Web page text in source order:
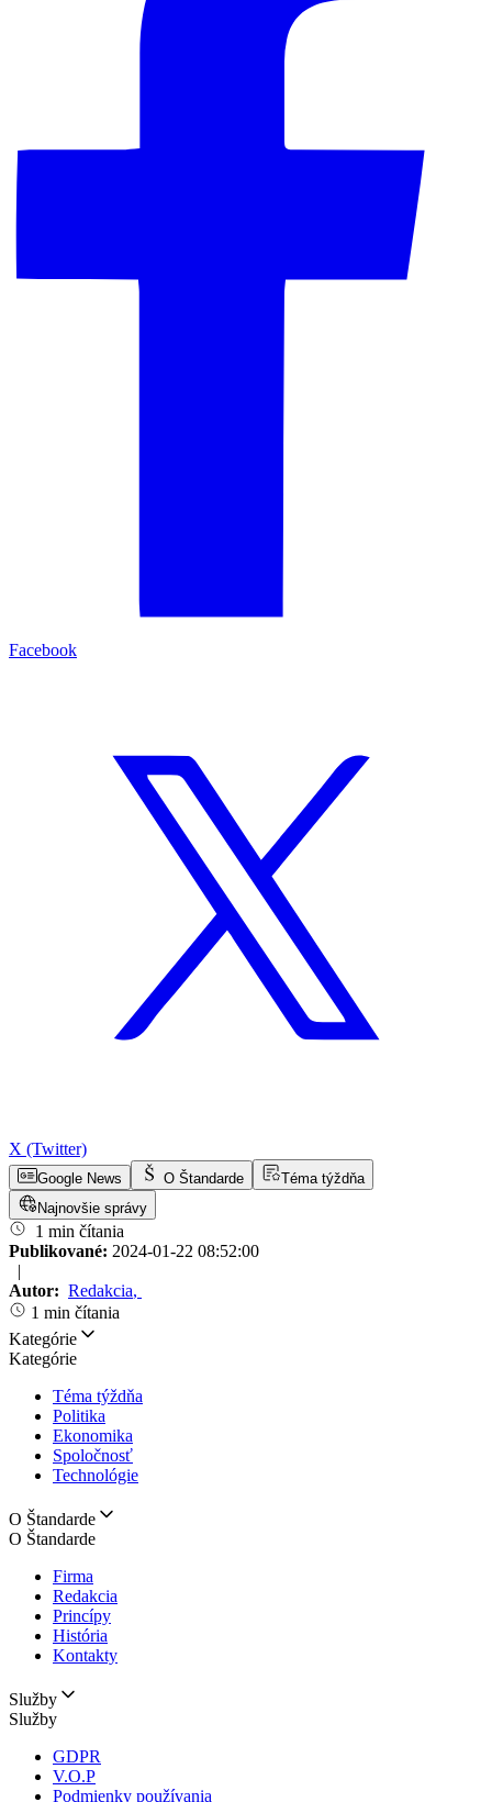
Facebook
X (Twitter)
Google News O Štandarde
Téma týždňa
Najnovšie správy
1 min čítania
Publikované: 2024-01-22 08:52:00
|
Autor: Redakcia,
1 min čítania
Kategórie
Kategórie
Téma týždňa
Politika
Ekonomika
Spoločnosť
Technológie
O Štandarde
O Štandarde
Firma
Redakcia
Princípy
História
Kontakty
Služby
Služby
GDPR
V.O.P
Podmienky používania